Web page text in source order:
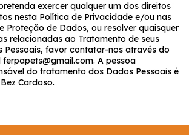
exercer qualquer um dos direitos
nesta Política de Privacidade e/ou nas
Proteção de Dados, ou resolver quaisquer
relacionadas ao Tratamento de seus
Pessoais, favor contatar-nos através do
ferpapets@gmail.com. A pessoa
do tratamento dos Dados Pessoais é
Cardoso.